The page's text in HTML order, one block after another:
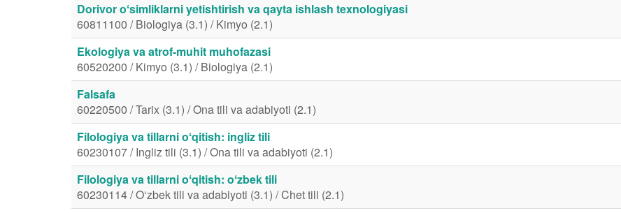
Dorivor oʻsimliklarni yetishtirish va qayta ishlash texnologiyasi
60811100 / Biologiya (3.1) / Kimyo (2.1)
Ekologiya va atrof-muhit muhofazasi
60520200 / Kimyo (3.1) / Biologiya (2.1)
Falsafa
60220500 / Tarix (3.1) / Ona tili va adabiyoti (2.1)
Filologiya va tillarni oʻqitish: ingliz tili
60230107 / Ingliz tili (3.1) / Ona tili va adabiyoti (2.1)
Filologiya va tillarni oʻqitish: oʻzbek tili
60230114 / O‘zbek tili va adabiyoti (3.1) / Chet tili (2.1)